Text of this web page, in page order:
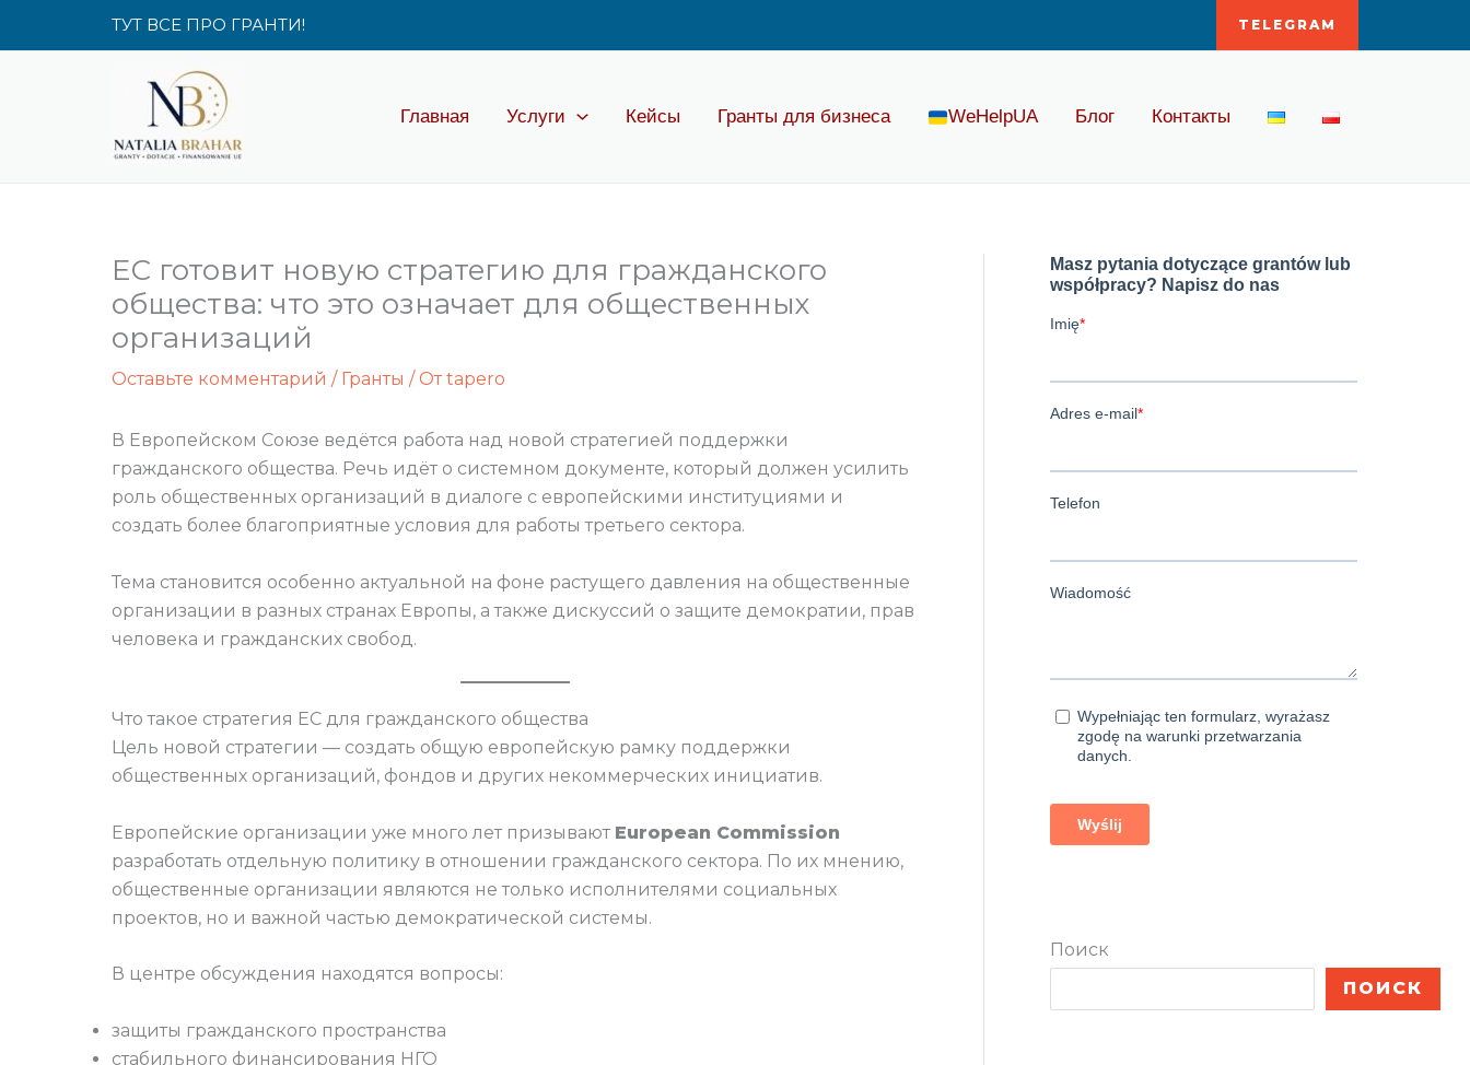
ТУТ ВСЕ ПРО ГРАНТИ! TELEGRAM
Главная Услуги Кейсы Гранты для бизнеса WeHelpUA Блог Контакты
ЕС готовит новую стратегию для гражданского
общества: что это означает для общественных
организаций
Оставьте комментарий / Гранты / Отtapero
В Европейском Союзе ведётся работа над новой стратегией поддержки
гражданского общества. Речь идёт о системном документе, который должен усилить
роль общественных организаций в диалоге с европейскими институциями и
создать более благоприятные условия для работы третьего сектора.
Тема становится особенно актуальной на фоне растущего давления на общественные
организации в разных странах Европы, а также дискуссий о защите демократии, прав
человека и гражданских свобод.
Что такое стратегия ЕС для гражданского общества
Цель новой стратегии — создать общую европейскую рамку поддержки
общественных организаций, фондов и других некоммерческих инициатив.
Европейские организации уже много лет призывают European Commission
разработать отдельную политику в отношении гражданского сектора. По их мнению,
общественные организации являются не только исполнителями социальных
проектов, но и важной частью демократической системы.
В центре обсуждения находятся вопросы:
защиты гражданского пространства
стабильного финансирования НГО
Поиск
ПОИСК